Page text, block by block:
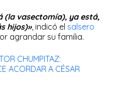
(la vasectomía), ya está,
hijos)», indicó el salsero
agrandar su familia.
CHUMPITAZ:
ACORDAR A CÉSAR